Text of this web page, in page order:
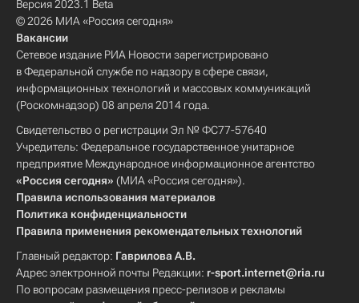
Версия 2023.1 Beta
© 2026 МИА «Россия сегодня»
Вакансии
Сетевое издание РИА Новости зарегистрировано
в Федеральной службе по надзору в сфере связи,
информационных технологий и массовых коммуникаций
(Роскомнадзор) 08 апреля 2014 года.
Свидетельство о регистрации Эл № ФС77-57640
Учредитель: Федеральное государственное унитарное
предприятие Международное информационное агентство
«Россия сегодня» (МИА «Россия сегодня»).
Правила использования материалов
Политика конфиденциальности
Правила применения рекомендательных технологий
Главный редактор: Гаврилова А.В.
Адрес электронной почты Редакции: r-sport.internet@ria.ru
По вопросам размещения пресс-релизов и рекламы